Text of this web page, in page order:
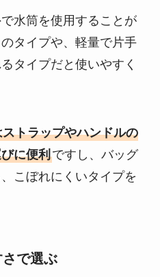
水筒を使用することが
タイプや、軽量で片手
タイプだと使いやすく
トラップやハンドルの
に便利ですし、バッグ
こぼれにくいタイプを
で選ぶ